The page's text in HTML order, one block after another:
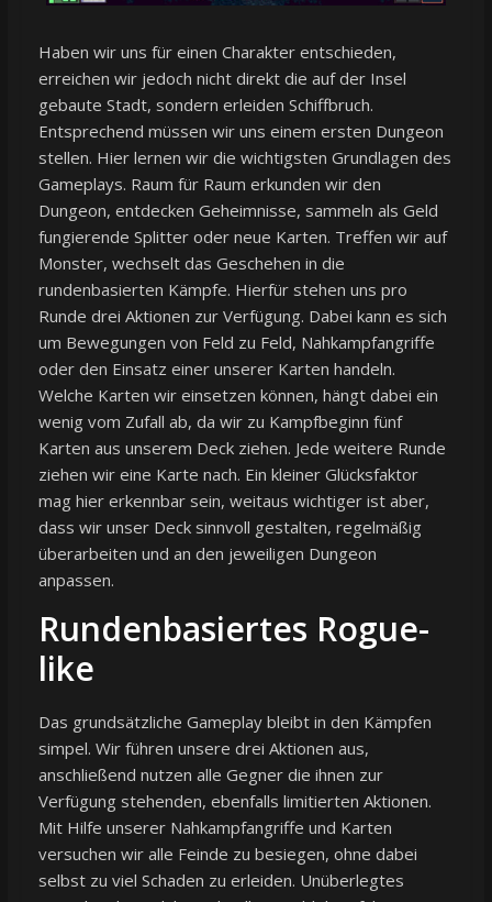
Haben wir uns für einen Charakter entschieden,
erreichen wir jedoch nicht direkt die auf der Insel
gebaute Stadt, sondern erleiden Schiffbruch.
Entsprechend müssen wir uns einem ersten Dungeon
stellen. Hier lernen wir die wichtigsten Grundlagen des
Gameplays. Raum für Raum erkunden wir den
Dungeon, entdecken Geheimnisse, sammeln als Geld
fungierende Splitter oder neue Karten. Treffen wir auf
Monster, wechselt das Geschehen in die
rundenbasierten Kämpfe. Hierfür stehen uns pro
Runde drei Aktionen zur Verfügung. Dabei kann es sich
um Bewegungen von Feld zu Feld, Nahkampfangriffe
oder den Einsatz einer unserer Karten handeln.
Welche Karten wir einsetzen können, hängt dabei ein
wenig vom Zufall ab, da wir zu Kampfbeginn fünf
Karten aus unserem Deck ziehen. Jede weitere Runde
ziehen wir eine Karte nach. Ein kleiner Glücksfaktor
mag hier erkennbar sein, weitaus wichtiger ist aber,
dass wir unser Deck sinnvoll gestalten, regelmäßig
überarbeiten und an den jeweiligen Dungeon
anpassen.
Rundenbasiertes Rogue-
like
Das grundsätzliche Gameplay bleibt in den Kämpfen
simpel. Wir führen unsere drei Aktionen aus,
anschließend nutzen alle Gegner die ihnen zur
Verfügung stehenden, ebenfalls limitierten Aktionen.
Mit Hilfe unserer Nahkampfangriffe und Karten
versuchen wir alle Feinde zu besiegen, ohne dabei
selbst zu viel Schaden zu erleiden. Unüberlegtes